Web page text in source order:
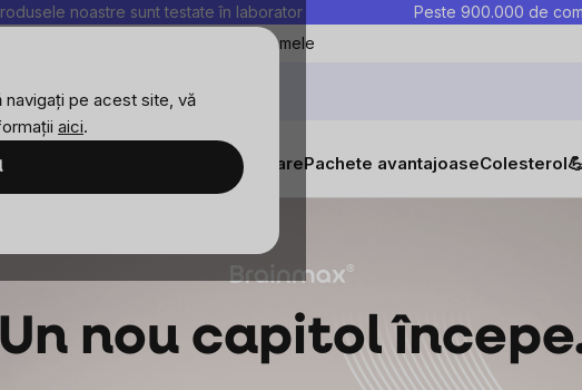
pe acest site, vă
aici.
noastre sunt testate în laborator
Peste 900.000 de
Favoritele mele
Suplimente alimentarePachete avantajoaseColesterol
Un nou capitol